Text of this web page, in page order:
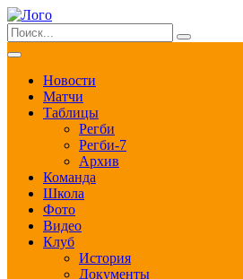
Новости
Матчи
Таблицы
Регби
Регби-7
Архив
Команда
Школа
Фото
Видео
Клуб
История
Документы